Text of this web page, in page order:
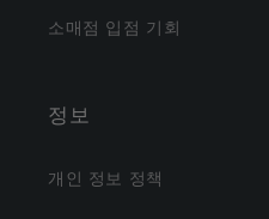
소매점 입점 기회
정보
개인 정보 정책